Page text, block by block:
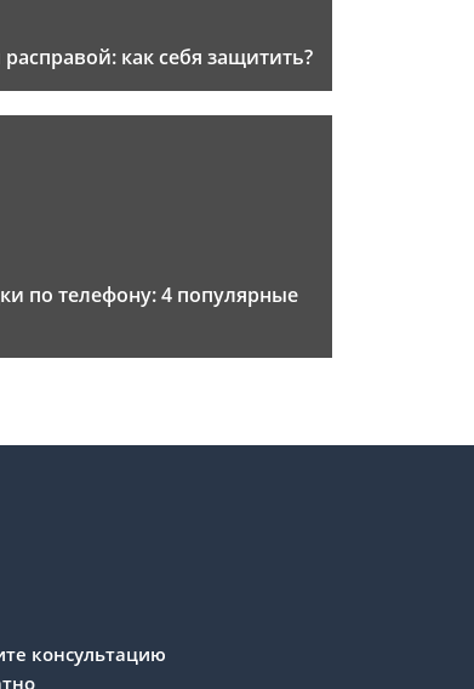
как себя защитить?
по телефону: 4 популярные
консультацию